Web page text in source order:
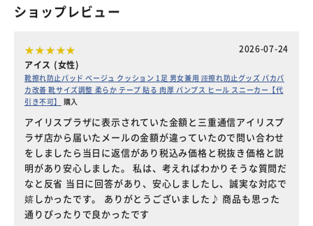
ショップレビュー
2026-07-24
アイス (女性)
靴擦れ防止パッド ベージュ クッション 1足 男女兼用 踵擦れ防止グッズ パカパ
カ改善 靴サイズ調整 柔らか テープ 貼る 肉厚 パンプス ヒール スニーカー【代
引き不可】
購入
アイリスプラザに表示されていた金額と三重通信アイリスプ
ラザ店から届いたメールの金額が違っていたので問い合わせ
をしましたら当日に返信があり税込み価格と税抜き価格と説
明があり安心しました。 私は、考えればわかりそうな質問だ
なと反省 当日に回答があり、安心しましたし、誠実な対応で
嬉しかったです。 ありがとうございました♪ 商品も思った
通りぴったりで良かったです